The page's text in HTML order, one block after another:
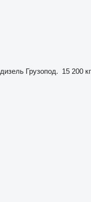
дизель Грузопод. 15 200 кг